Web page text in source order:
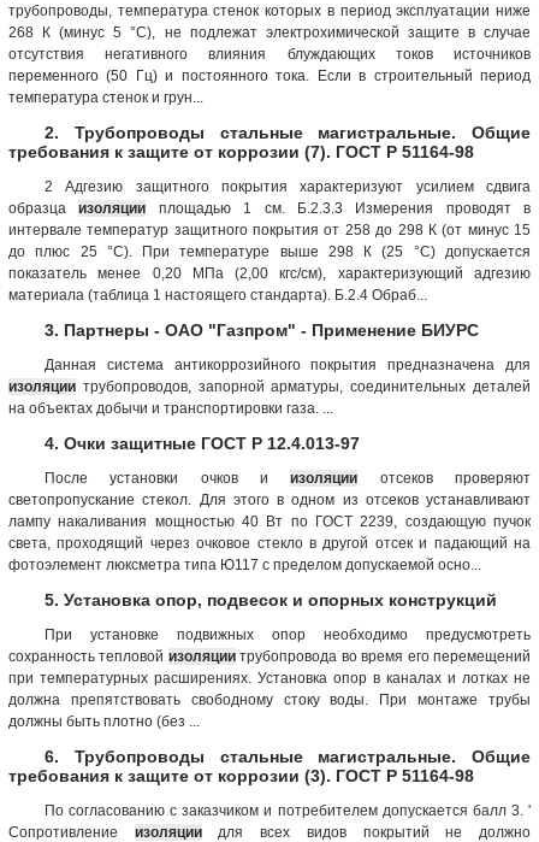
трубопроводы, температура стенок которых в период эксплуатации ниже
268 К (минус 5 °С), не подлежат электрохимической защите в случае
отсутствия негативного влияния блуждающих токов источников
переменного (50 Гц) и постоянного тока. Если в строительный период
температура стенок и грун...
2. Трубопроводы стальные магистральные. Общие
требования к защите от коррозии (7). ГОСТ Р 51164-98
2 Адгезию защитного покрытия характеризуют усилием сдвига
образцаизоляции площадью 1 см. Б.2.3.3 Измерения проводят в
интервале температур защитного покрытия от 258 до 298 К (от минус 15
до плюс 25 °С). При температуре выше 298 К (25 °С) допускается
показатель менее 0,20 МПа (2,00 кгс/см), характеризующий адгезию
материала (таблица 1 настоящего стандарта). Б.2.4 Обраб...
3. Партнеры - ОАО "Газпром" - Применение БИУРС
Данная система антикоррозийного покрытия предназначена для
изоляции трубопроводов, запорной арматуры, соединительных деталей
на объектах добычи и транспортировки газа. ...
4. Очки защитные ГОСТ Р 12.4.013-97
После установки очков иизоляции отсеков проверяют
светопропускание стекол. Для этого в одном из отсеков устанавливают
лампу накаливания мощностью 40 Вт по ГОСТ 2239, создающую пучок
света, проходящий через очковое стекло в другой отсек и падающий на
фотоэлемент люксметра типа Ю117 с пределом допускаемой осно...
5. Установка опор, подвесок и опорных конструкций
При установке подвижных опор необходимо предусмотреть
сохранность тепловой изоляциитрубопровода во время его перемещений
при температурных расширениях. Установка опор в каналах и лотках не
должна препятствовать свободному стоку воды. При монтаже трубы
должны быть плотно (без ...
6. Трубопроводы стальные магистральные. Общие
требования к защите от коррозии (3). ГОСТ Р 51164-98
По согласованию с заказчиком и потребителем допускается балл 3. '
Сопротивление изоляциидля всех видов покрытий не должно